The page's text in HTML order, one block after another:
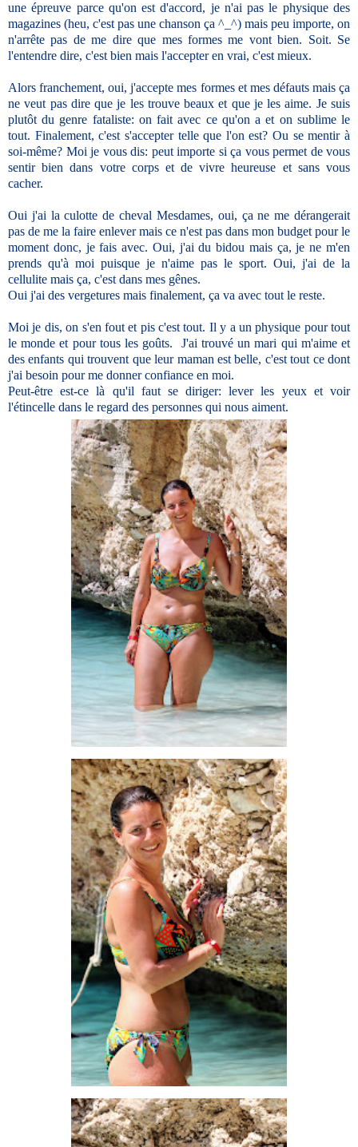
une épreuve parce qu'on est d'accord, je n'ai pas le physique des
magazines (heu, c'est pas une chanson ça ^_^) mais peu importe, on
n'arrête pas de me dire que mes formes me vont bien. Soit. Se
l'entendre dire, c'est bien mais l'accepter en vrai, c'est mieux.
Alors franchement, oui, j'accepte mes formes et mes défauts mais ça
ne veut pas dire que je les trouve beaux et que je les aime. Je suis
plutôt du genre fataliste: on fait avec ce qu'on a et on sublime le
tout. Finalement, c'est s'accepter telle que l'on est? Ou se mentir à
soi-même? Moi je vous dis: peut importe si ça vous permet de vous
sentir bien dans votre corps et de vivre heureuse et sans vous
cacher.
Oui j'ai la culotte de cheval Mesdames, oui, ça ne me dérangerait
pas de me la faire enlever mais ce n'est pas dans mon budget pour le
moment donc, je fais avec. Oui, j'ai du bidou mais ça, je ne m'en
prends qu'à moi puisque je n'aime pas le sport. Oui, j'ai de la
cellulite mais ça, c'est dans mes gênes.
Oui j'ai des vergetures mais finalement, ça va avec tout le reste.
Moi je dis, on s'en fout et pis c'est tout. Il y a un physique pour tout
le monde et pour tous les goûts. J'ai trouvé un mari qui m'aime et
des enfants qui trouvent que leur maman est belle, c'est tout ce dont
j'ai besoin pour me donner confiance en moi.
Peut-être est-ce là qu'il faut se diriger: lever les yeux et voir
l'étincelle dans le regard des personnes qui nous aiment.